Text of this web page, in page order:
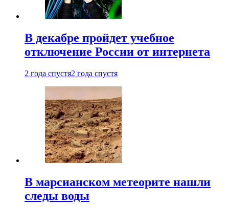
В декабре пройдет учебное
отключение России от интернета
2 года спустя2 года спустя
В марсианском метеорите нашли
следы воды